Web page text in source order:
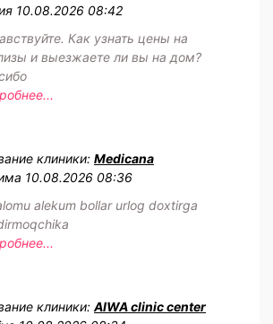
10.08.2026 08:42
Как узнать цены на
и выезжаете ли вы на дом?
клиники: Medicana
10.08.2026 08:36
alekum bollar urlog doxtirga
клиники: AIWA clinic center